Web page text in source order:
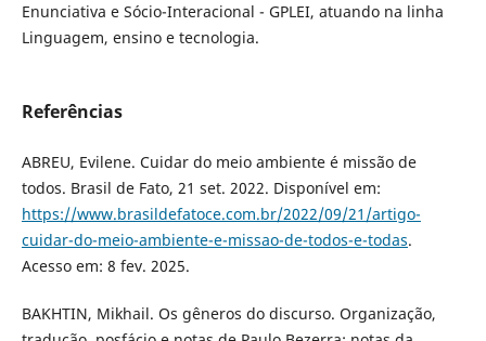
Enunciativa e Sócio-Interacional - GPLEI, atuando na linha
Linguagem, ensino e tecnologia.
Referências
ABREU, Evilene. Cuidar do meio ambiente é missão de
todos. Brasil de Fato, 21 set. 2022. Disponível em:
https://www.brasildefatoce.com.br/2022/09/21/artigo-
cuidar-do-meio-ambiente-e-missao-de-todos-e-todas.
Acesso em: 8 fev. 2025.
BAKHTIN, Mikhail. Os gêneros do discurso. Organização,